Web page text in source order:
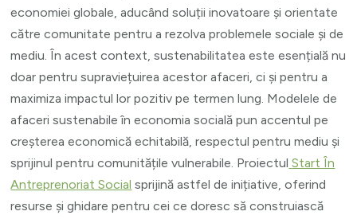
model
de
afacere
sustenabil
în
economia
socială
economiei globale, aducând soluții inovatoare și orientate
către comunitate pentru a rezolva problemele sociale și de
mediu. În acest context, sustenabilitatea este esențială nu
doar pentru supraviețuirea acestor afaceri, ci și pentru a
maximiza impactul lor pozitiv pe termen lung. Modelele de
afaceri sustenabile în economia socială pun accentul pe
creșterea economică echitabilă, respectul pentru mediu și
sprijinul pentru comunitățile vulnerabile. Proiectul Start În
Antreprenoriat Social sprijină astfel de inițiative, oferind
resurse și ghidare pentru cei ce doresc să construiască